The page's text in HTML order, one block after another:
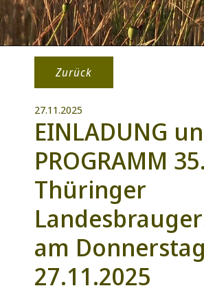
Zurück
27.11.2025
EINLADUNG
PROGRAMM 35.
Thüringer
am
27.11.2025